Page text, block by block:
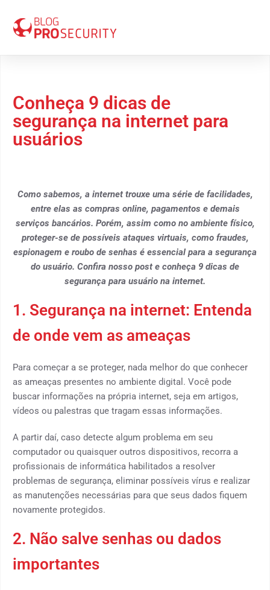
Conheça 9 dicas de
segurança na internet para
usuários
Como sabemos, a internet trouxe uma série de facilidades,
entre elas as compras online, pagamentos e demais
serviços bancários. Porém, assim como no ambiente físico,
proteger-se de possíveis ataques virtuais, como fraudes,
espionagem e roubo de senhas é essencial para a segurança
do usuário. Confira nosso post e conheça 9 dicas de
segurança para usuário na internet.
1. Segurança na internet: Entenda
de onde vem as ameaças
Para começar a se proteger, nada melhor do que conhecer
as ameaças presentes no ambiente digital. Você pode
buscar informações na própria internet, seja em artigos,
vídeos ou palestras que tragam essas informações.
A partir daí, caso detecte algum problema em seu
computador ou quaisquer outros dispositivos, recorra a
profissionais de informática habilitados a resolver
problemas de segurança, eliminar possíveis vírus e realizar
as manutenções necessárias para que seus dados fiquem
novamente protegidos.
2. Não salve senhas ou dados
importantes